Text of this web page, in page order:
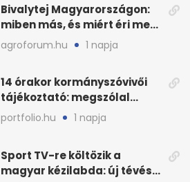
Bivalytej Magyarországon:
miben más, és miért éri meg
feldolgozni?
agroforum.hu 1 napja
14 órakor kormányszóvivői
tájékoztató: megszólal
Magyar Péter is
portfolio.hu 1 napja
Sport TV-re költözik a
magyar kézilabda: új tévés